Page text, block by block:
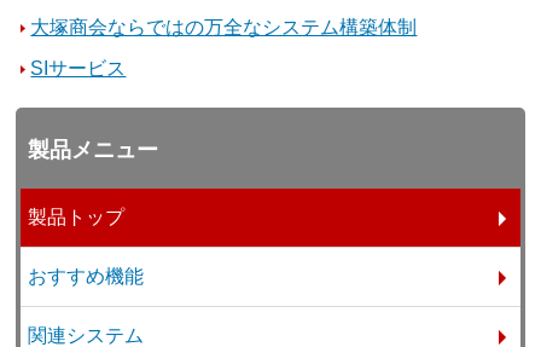
大塚商会ならではの万全なシステム構築体制
SIサービス
製品メニュー
製品トップ
おすすめ機能
関連システム